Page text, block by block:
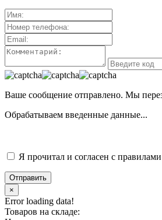
Ваше сообщение отправлено. Мы
Обрабатываем введенные данные...
Я прочитал и согласен с правилами
Отправить
×
Error loading data!
Товаров на складе: